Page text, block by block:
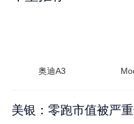
奥迪A3
美银：零跑市值被严